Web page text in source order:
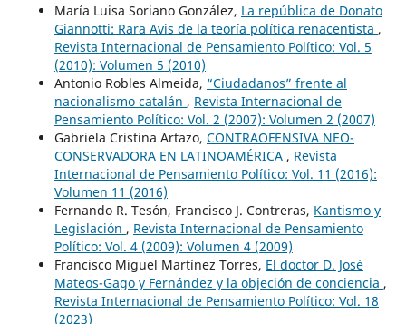
María Luisa Soriano González, La república de Donato
Giannotti: Rara Avis de la teoría política renacentista ,
Revista Internacional de Pensamiento Político: Vol. 5
(2010): Volumen 5 (2010)
Antonio Robles Almeida, “Ciudadanos” frente al
nacionalismo catalán , Revista Internacional de
Pensamiento Político: Vol. 2 (2007): Volumen 2 (2007)
Gabriela Cristina Artazo, CONTRAOFENSIVA NEO-
CONSERVADORA EN LATINOAMÉRICA , Revista
Internacional de Pensamiento Político: Vol. 11 (2016):
Volumen 11 (2016)
Fernando R. Tesón, Francisco J. Contreras, Kantismo y
Legislación , Revista Internacional de Pensamiento
Político: Vol. 4 (2009): Volumen 4 (2009)
Francisco Miguel Martínez Torres, El doctor D. José
Mateos-Gago y Fernández y la objeción de conciencia ,
Revista Internacional de Pensamiento Político: Vol. 18
(2023)